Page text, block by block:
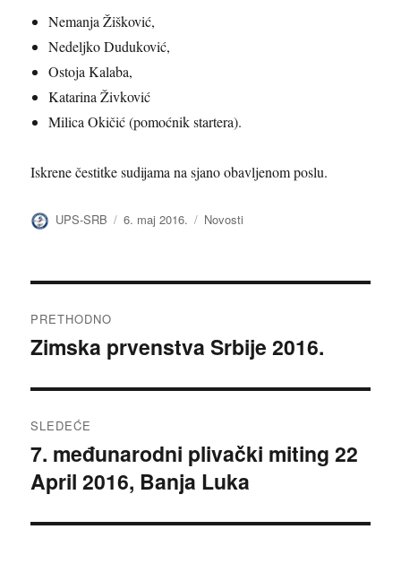
Nemanja Žišković,
Nedeljko Duduković,
Ostoja Kalaba,
Katarina Živković
Milica Okičić (pomoćnik startera).
Iskrene čestitke sudijama na sjano obavljenom poslu.
Autor
UPS-SRB Objavljeno
6. maj 2016. Kategorije
Novosti
članka
PRETHODNO
Prethodni
Zimska prvenstva Srbije 2016.
SLEDEĆE
Sledeći
članak:
7. međunarodni plivački miting 22
April 2016, Banja Luka